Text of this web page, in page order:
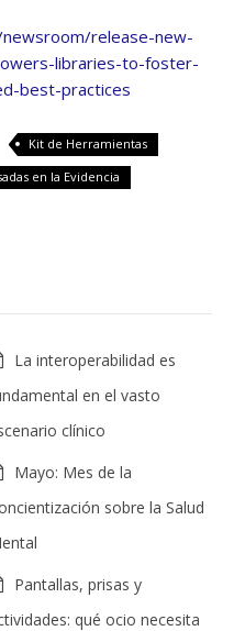
release-new-
libraries-to-foster-
best-practices
Kit de Herramientas
en la Evidencia
La interoperabilidad es
en el vasto
clínico
Mayo: Mes de la
sobre la Salud
Pantallas, prisas y
qué ocio necesita